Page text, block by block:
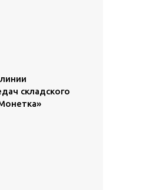
складского